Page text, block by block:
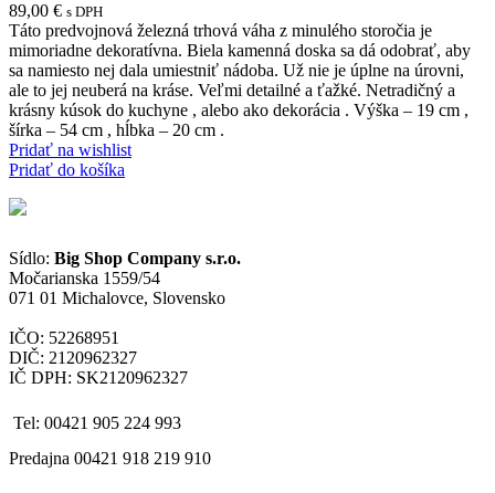
89,00 € s DPH
Táto predvojnová železná trhová váha z minulého storočia je
mimoriadne dekoratívna. Biela kamenná doska sa dá odobrať, aby
sa namiesto nej dala umiestniť nádoba. Už nie je úplne na úrovni,
ale to jej neuberá na kráse. Veľmi detailné a ťažké. Netradičný a
krásny kúsok do kuchyne , alebo ako dekorácia . Výška – 19 cm ,
šírka – 54 cm , hĺbka – 20 cm .
Pridať na wishlist
Pridať do košíka
Sídlo: Big Shop Company s.r.o.
Močarianska 1559/54
071 01 Michalovce, Slovensko
IČO: 52268951
DIČ: 2120962327
IČ DPH: SK2120962327
Tel: 00421 905 224 993
Predajna 00421 918 219 910